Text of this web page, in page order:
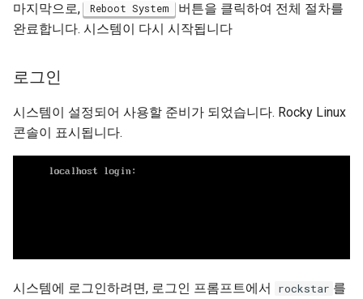
마지막으로, Reboot System 버튼을 클릭하여 전체 절차를
완료합니다. 시스템이 다시 시작됩니다
로그인
시스템이 설정되어 사용할 준비가 되었습니다. Rocky Linux
콘솔이 표시됩니다.
시스템에 로그인하려면, 로그인 프롬프트에서 rockstar 를